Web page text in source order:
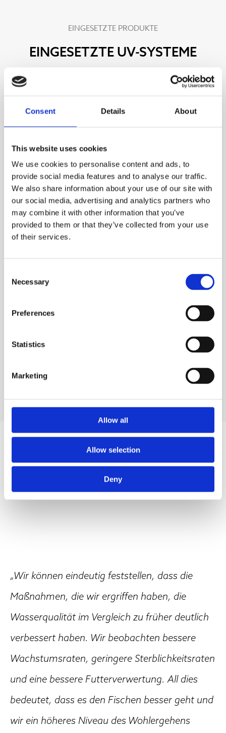
Consent Details About
This website uses cookies
We use cookies to personalise content and ads, to
provide social media features and to analyse our traffic.
We also share information about your use of our site with
our social media, advertising and analytics partners who
may combine it with other information that you’ve
provided to them or that they’ve collected from your use
of their services.
Selection
Necessary
Preferences
Statistics
Marketing
Allow all
Allow selection
Deny
EINGESETZTE PRODUKTE
EINGESETZTE UV-SYSTEME
KORROSIONSFREIE PP SERIE
„Wir können eindeutig feststellen, dass die
Maßnahmen, die wir ergriffen haben, die
Wasserqualität im Vergleich zu früher deutlich
verbessert haben. Wir beobachten bessere
Wachstumsraten, geringere Sterblichkeitsraten
und eine bessere Futterverwertung. All dies
bedeutet, dass es den Fischen besser geht und
wir ein höheres Niveau des Wohlergehens